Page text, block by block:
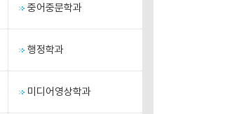
중어중문학과
행정학과
미디어영상학과